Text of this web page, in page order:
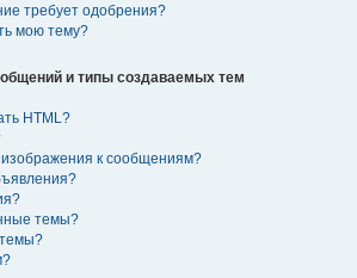
требует одобрения?
мою тему?
и типы создаваемых тем
HTML?
изображения к сообщениям?
темы?